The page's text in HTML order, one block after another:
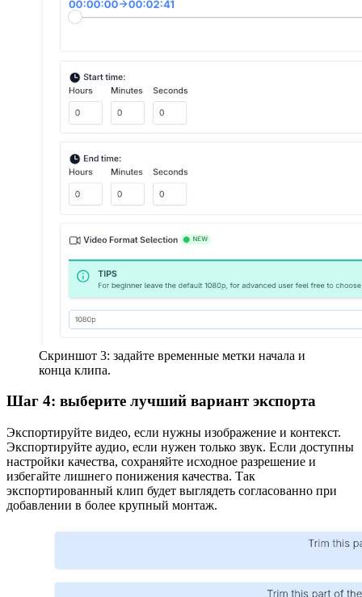
Скриншот 3: задайте временные метки начала и
конца клипа.
Шаг 4: выберите лучший вариант экспорта
Экспортируйте видео, если нужны изображение и контекст.
Экспортируйте аудио, если нужен только звук. Если доступны
настройки качества, сохраняйте исходное разрешение и
избегайте лишнего понижения качества. Так
экспортированный клип будет выглядеть согласованно при
добавлении в более крупный монтаж.